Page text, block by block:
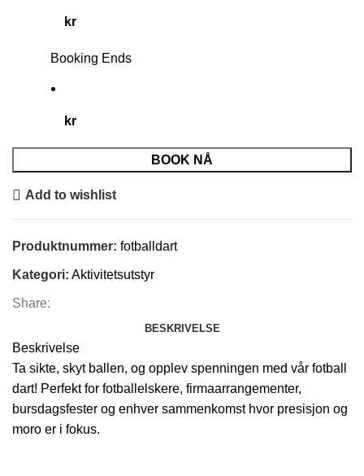
kr
Booking Ends
kr
BOOK NÅ
Add to wishlist
Produktnummer: fotballdart
Kategori: Aktivitetsutstyr
Share:
BESKRIVELSE
Beskrivelse
Ta sikte, skyt ballen, og opplev spenningen med vår fotball
dart! Perfekt for fotballelskere, firmaarrangementer,
bursdagsfester og enhver sammenkomst hvor presisjon og
moro er i fokus.